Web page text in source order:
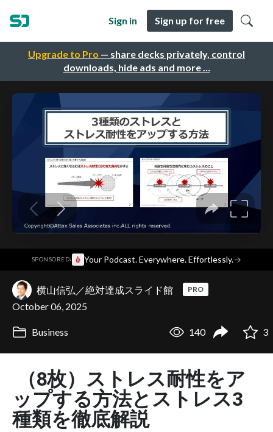
Upgrade to Pro — share decks privately, control
downloads, hide ads and more …
Sign in Sign up for free
SPONSORED· Your Podcast. Everywhere. Effortlessly.→
横山信弘／絶対達成スライド館 PRO
October 06, 2025
Business 140 3
（8枚）ストレス耐性をア
ップする方法とストレス3
種類を徹底解説